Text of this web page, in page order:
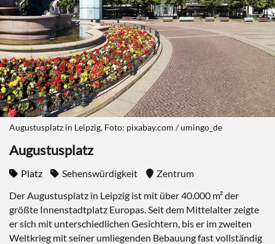
Augustusplatz in Leipzig, Foto: pixabay.com / umingo_de
Augustusplatz
Platz Sehenswürdigkeit
Zentrum
Der Augustusplatz in Leipzig ist mit über 40.000 m² der
größte Innenstadtplatz Europas. Seit dem Mittelalter zeigte
er sich mit unterschiedlichen Gesichtern, bis er im zweiten
Weltkrieg mit seiner umliegenden Bebauung fast vollständig